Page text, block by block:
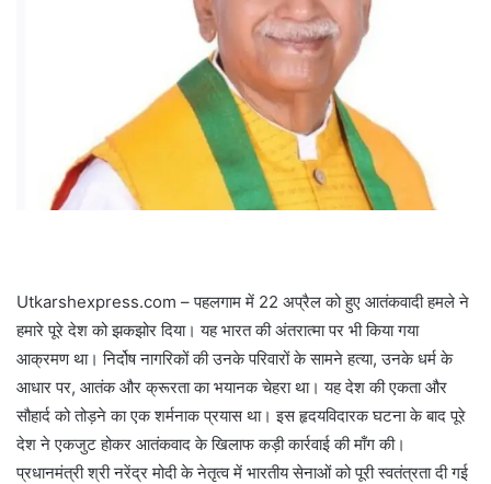
Utkarshexpress.com – पहलगाम में 22 अप्रैल को हुए आतंकवादी हमले ने
हमारे पूरे देश को झकझोर दिया। यह भारत की अंतरात्मा पर भी किया गया
आक्रमण था। निर्दोष नागरिकों की उनके परिवारों के सामने हत्या, उनके धर्म के
आधार पर, आतंक और क्रूरता का भयानक चेहरा था। यह देश की एकता और
सौहार्द को तोड़ने का एक शर्मनाक प्रयास था। इस हृदयविदारक घटना के बाद पूरे
देश ने एकजुट होकर आतंकवाद के खिलाफ कड़ी कार्रवाई की माँग की।
प्रधानमंत्री श्री नरेंद्र मोदी के नेतृत्व में भारतीय सेनाओं को पूरी स्वतंत्रता दी गई